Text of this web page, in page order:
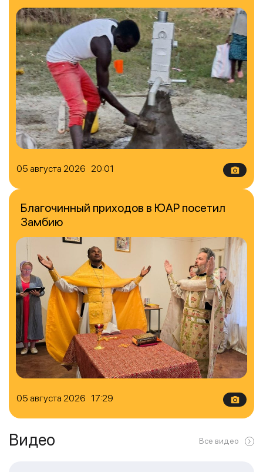
05 августа 2026 20:01
05 августа 2026 17:29
Благочинный приходов в ЮАР посетил
Замбию
Видео Все видео